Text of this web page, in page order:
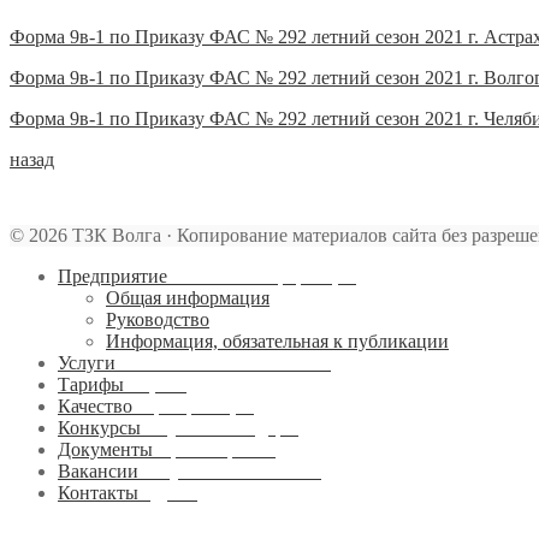
приказу
ФАС
№292
за
2021
год
Форма 9в-1 по Приказу ФАС № 292 летний сезон 2021 г.
Форма 9в-1 по Приказу ФАС № 292 летний сезон 2021 г.
Форма 9в-1 по Приказу ФАС № 292 летний сезон 2021 г.
назад
© 2026 ТЗК Волга · Копирование материалов сайта без
Предприятие
Общая информация
Руководство
Информация, обязательная к публикации
Услуги
Тарифы
Качество
Конкурсы
Документы
Вакансии
Контакты